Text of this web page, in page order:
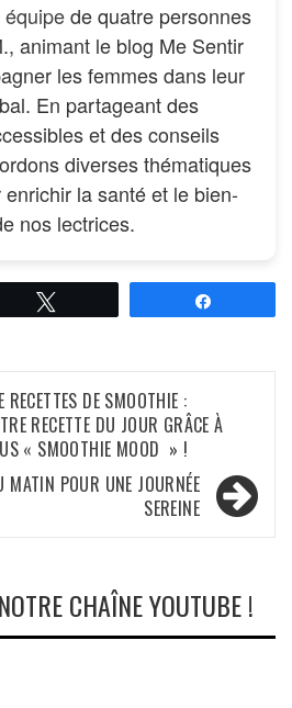
équipede quatre personnes
animant le blog Me Sentir
les femmes dans leur
En partageant des
et des conseils
diverses thématiques
la santé et le bien-
nos lectrices.
RECETTES DE SMOOTHIE :
RECETTE DU JOUR GRÂCE À
« SMOOTHIE MOOD » !
MATIN POUR UNE JOURNÉE
SEREINE
CHAÎNE YOUTUBE !